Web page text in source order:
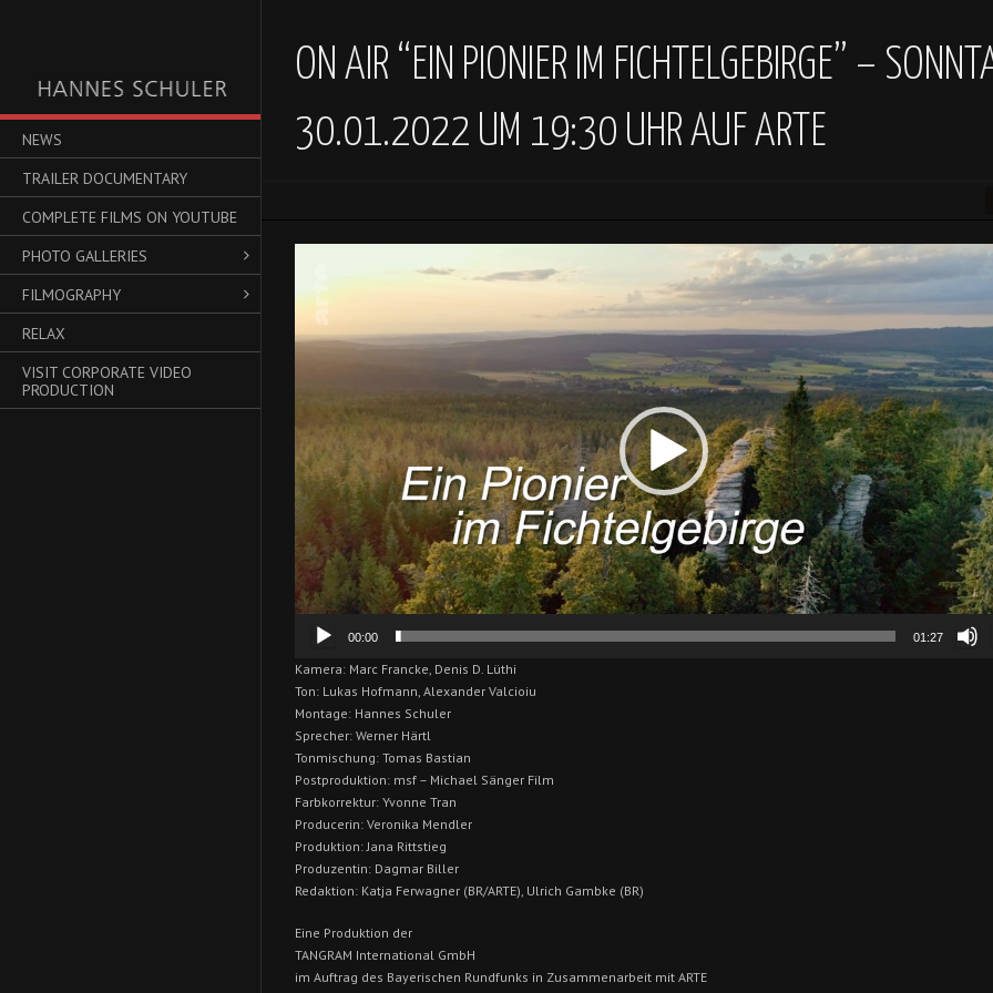
NEWS
TRAILER DOCUMENTARY
COMPLETE FILMS ON YOUTUBE
PHOTO GALLERIES
FILMOGRAPHY
RELAX
VISIT CORPORATE VIDEO
PRODUCTION
ON AIR “EIN PIONIER IM FICHTELGEBIRGE” –
30.01.2022 UM 19:30 UHR AUF ARTE
00:00 01:27
Kamera: Marc Francke, Denis D. Lüthi
Ton: Lukas Hofmann, Alexander Valcioiu
Montage: Hannes Schuler
Sprecher: Werner Härtl
Tonmischung: Tomas Bastian
Postproduktion: msf – Michael Sänger Film
Farbkorrektur: Yvonne Tran
Producerin: Veronika Mendler
Produktion: Jana Rittstieg
Produzentin: Dagmar Biller
Redaktion: Katja Ferwagner (BR/ARTE), Ulrich Gambke (BR)
Eine Produktion der
TANGRAM International GmbH
im Auftrag des Bayerischen Rundfunks in Zusammenarbeit mit ARTE